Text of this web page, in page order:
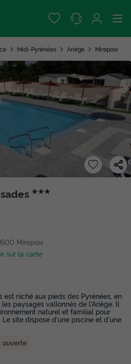
Midi-Pyrénées Ariège Mirepoix
★★★
Mirepoix
sur la carte
est niché aux pieds des Pyrénées, en
paysages vallonnés de l'Ariège. Il
naturel et familial pour
site dispose d'une piscine et d'une
ouverte